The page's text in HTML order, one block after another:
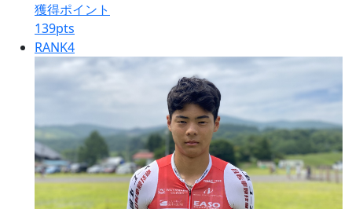
獲得ポイント
139pts
RANK4